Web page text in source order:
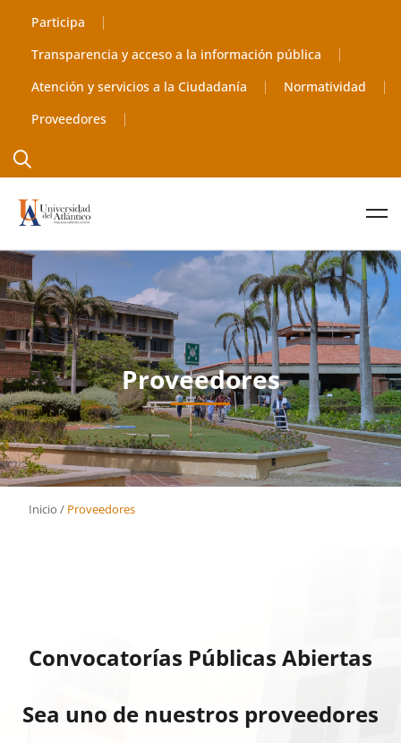
Participa
Transparencia y acceso a la información pública
Atención y servicios a la Ciudadanía
Normatividad
Proveedores
Proveedores
Inicio /Proveedores
Convocatorías Públicas Abiertas
Sea uno de nuestros proveedores